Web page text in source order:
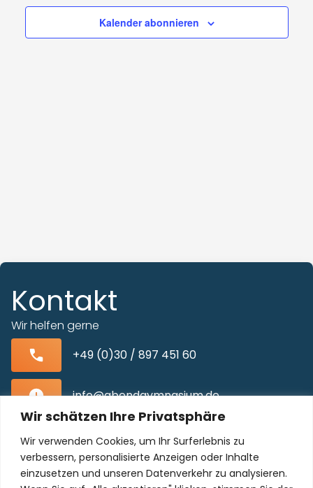
Wir schätzen Ihre Privatsphäre
Wir verwenden Cookies, um Ihr Surferlebnis zu
verbessern, personalisierte Anzeigen oder Inhalte
einzusetzen und unseren Datenverkehr zu analysieren.
Kalender abonnieren
Kontakt
Wir helfen gerne
+49 (0)30 / 897 451 60
info@abendgymnasium.de
Blissestraße 22, 10713 Berlin-Wilmersdorf